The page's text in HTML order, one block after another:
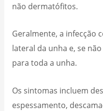
não dermatófitos.
Geralmente, a infecção
lateral da unha e, se
para toda a unha.
Os sintomas incluem
espessamento,